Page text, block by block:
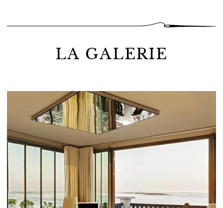
LA GALERIE